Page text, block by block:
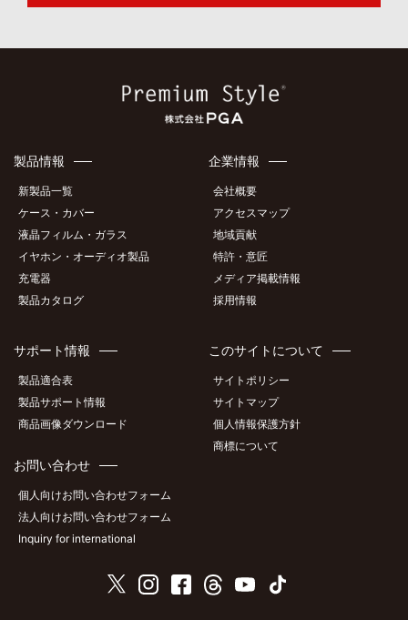
製品情報
新製品一覧
ケース・カバー
液晶フィルム・ガラス
イヤホン・オーディオ製品
充電器
製品カタログ
企業情報
会社概要
アクセスマップ
地域貢献
特許・意匠
メディア掲載情報
採用情報
サポート情報
製品適合表
製品サポート情報
商品画像ダウンロード
お問い合わせ
個人向けお問い合わせフォーム
法人向けお問い合わせフォーム
Inquiry for international
このサイトについて
サイトポリシー
サイトマップ
個人情報保護方針
商標について